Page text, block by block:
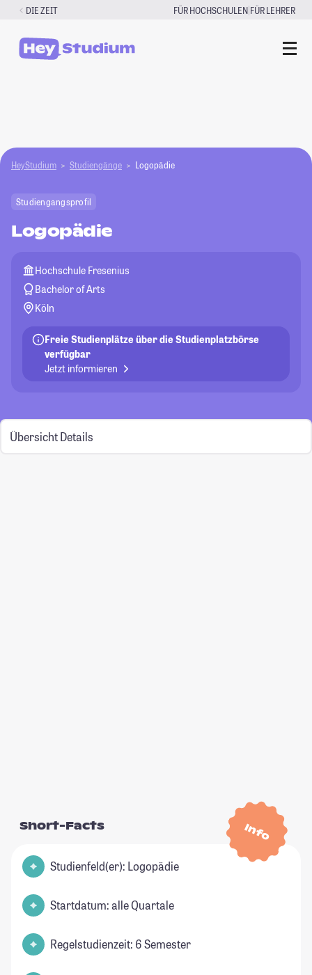
Zum
springen
DIE ZEIT FÜR HOCHSCHULEN|FÜR LEHRER
HeyStudium Studiengänge Logopädie
Studiengangsprofil
Logopädie
Hochschule Fresenius
Bachelor of Arts
Köln
Freie Studienplätze über die Studienplatzbörse
verfügbar
Jetzt informieren
Übersicht Details
Info
Short-Facts
Studienfeld(er): Logopädie
Startdatum: alle Quartale
Regelstudienzeit: 6 Semester